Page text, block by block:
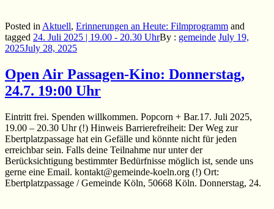
Posted in Aktuell, Erinnerungen an Heute: Filmprogramm and
tagged 24. Juli 2025 | 19.00 - 20.30 UhrBy : gemeinde July 19,
2025July 28, 2025
Open Air Passagen-Kino: Donnerstag,
24.7. 19:00 Uhr
Eintritt frei. Spenden willkommen. Popcorn + Bar.17. Juli 2025,
19.00 – 20.30 Uhr (!) Hinweis Barrierefreiheit: Der Weg zur
Ebertplatzpassage hat ein Gefälle und könnte nicht für jeden
erreichbar sein. Falls deine Teilnahme nur unter der
Berücksichtigung bestimmter Bedürfnisse möglich ist, sende uns
gerne eine Email. kontakt@gemeinde-koeln.org (!) Ort:
Ebertplatzpassage / Gemeinde Köln, 50668 Köln. Donnerstag, 24.